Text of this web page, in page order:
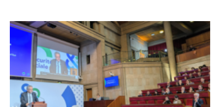
conférence
inaugurale
de
l'étude
annuelle
«
Egalité
et
sécurité
sociale